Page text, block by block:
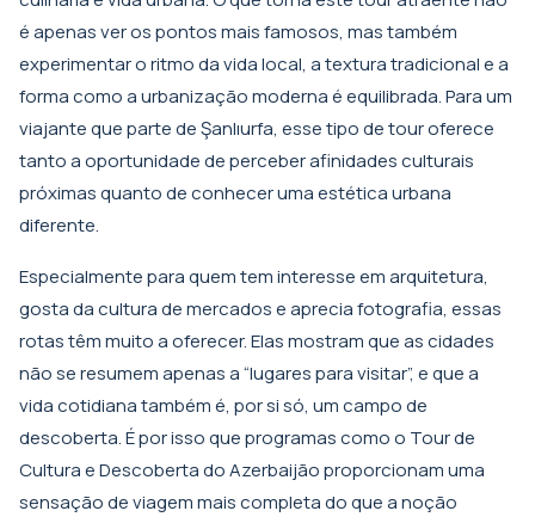
é apenas ver os pontos mais famosos, mas também
experimentar o ritmo da vida local, a textura tradicional e a
forma como a urbanização moderna é equilibrada. Para um
viajante que parte de Şanlıurfa, esse tipo de tour oferece
tanto a oportunidade de perceber afinidades culturais
próximas quanto de conhecer uma estética urbana
diferente.
Especialmente para quem tem interesse em arquitetura,
gosta da cultura de mercados e aprecia fotografia, essas
rotas têm muito a oferecer. Elas mostram que as cidades
não se resumem apenas a “lugares para visitar”, e que a
vida cotidiana também é, por si só, um campo de
descoberta. É por isso que programas como o Tour de
Cultura e Descoberta do Azerbaijãoproporcionam uma
sensação de viagem mais completa do que a noção